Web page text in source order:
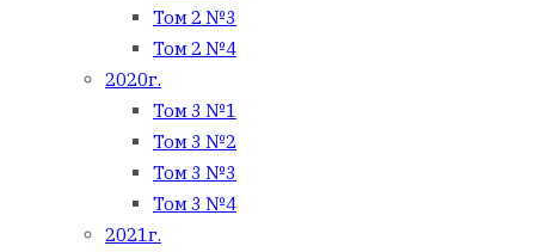
Том 2 №3
Том 2 №4
2020г.
Том 3 №1
Том 3 №2
Том 3 №3
Том 3 №4
2021г.